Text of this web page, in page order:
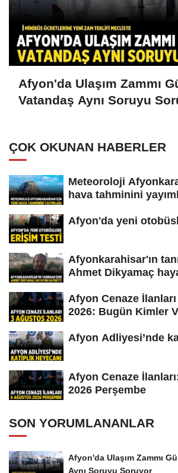
Afyon'da Ulaşım Zammı
Vatandaş Aynı Soruyu
ÇOK OKUNAN HABERLER
Meteoroloji
hava tahminini
Afyon'da yeni
Afyonkarahisar'ın
Ahmet Dikyamaç
Afyon Cenaze
2026: Bugün Kimler
Afyon Adliyesi’nde
Afyon Cenaze
2026 Perşembe
SON YORUMLANANLAR
Afyon'da Ulaşım Zammı
Aynı Soruyu Soruyor